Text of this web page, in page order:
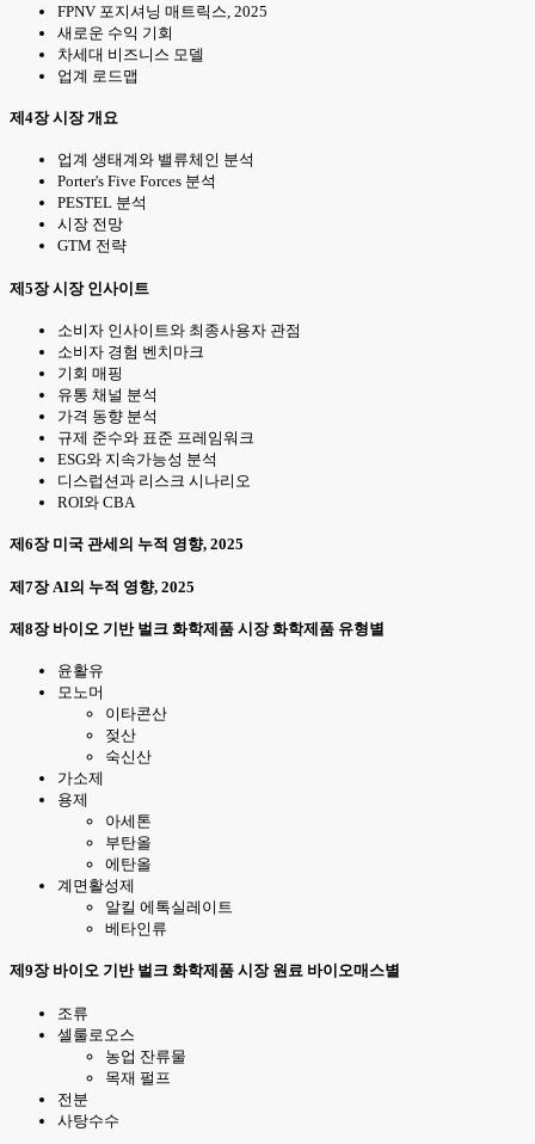
FPNV 포지셔닝 매트릭스, 2025
새로운 수익 기회
차세대 비즈니스 모델
업계 로드맵
제4장 시장 개요
업계 생태계와 밸류체인 분석
Porter's Five Forces 분석
PESTEL 분석
시장 전망
GTM 전략
제5장 시장 인사이트
소비자 인사이트와 최종사용자 관점
소비자 경험 벤치마크
기회 매핑
유통 채널 분석
가격 동향 분석
규제 준수와 표준 프레임워크
ESG와 지속가능성 분석
디스럽션과 리스크 시나리오
ROI와 CBA
제6장 미국 관세의 누적 영향, 2025
제7장 AI의 누적 영향, 2025
제8장 바이오 기반 벌크 화학제품 시장 화학제품 유형별
윤활유
모노머
이타콘산
젖산
숙신산
가소제
용제
아세톤
부탄올
에탄올
계면활성제
알킬 에톡실레이트
베타인류
제9장 바이오 기반 벌크 화학제품 시장 원료 바이오매스별
조류
셀룰로오스
농업 잔류물
목재 펄프
전분
사탕수수